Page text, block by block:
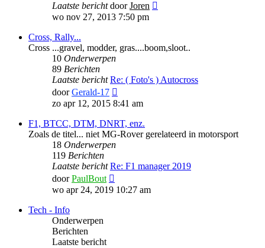
Laatste berichtdoorJoren
wo nov 27, 2013 7:50 pm
Cross, Rally...
Cross ...gravel, modder, gras....boom,sloot..
10 Onderwerpen
89 Berichten
Laatste bericht Re: ( Foto's ) Autocross
doorGerald-17
laatste
zo apr 12, 2015 8:41 am
F1, BTCC, DTM, DNRT, enz.
Zoals de titel... niet MG-Rover gerelateerd in motorsport
18 Onderwerpen
119 Berichten
Laatste bericht Re: F1 manager 2019
doorPaulBout
laatste
wo apr 24, 2019 10:27 am
Tech - Info
Onderwerpen
Berichten
Laatste bericht